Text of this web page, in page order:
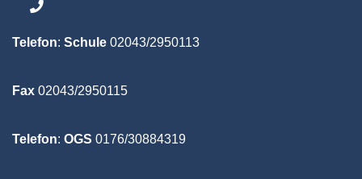
Telefon: Schule 02043/2950113
Fax 02043/2950115
Telefon: OGS 0176/30884319